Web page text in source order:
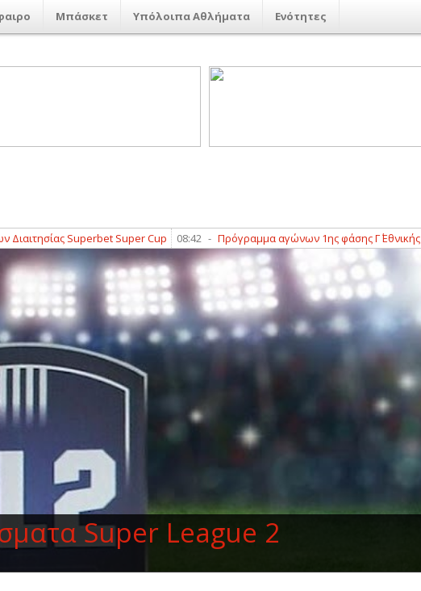
Μπάσκετ Υπόλοιπα Αθλήματα Ενότητες
Superbet Super Cup 08:42 - Πρόγραμμα αγώνων 1ης φάσης Γ΄ Εθνικής 01:05 -
Super League 2